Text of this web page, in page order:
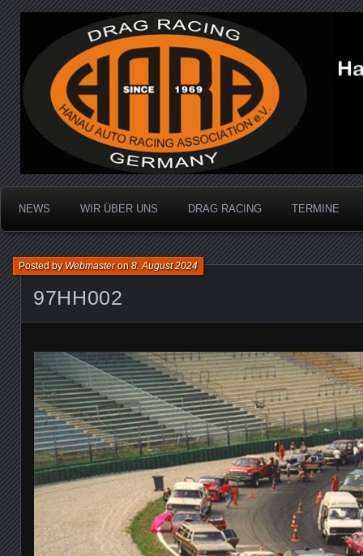
Hanau Auto Racing
Dragracing auf der 1/4 Meile
NEWS WIR ÜBER UNS DRAG RACING TERMINE
97HH002
Posted byWebmasteron8. August 2024